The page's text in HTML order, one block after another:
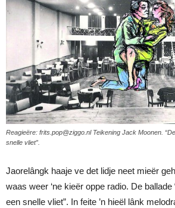
Reagieëre: frits.pop@ziggo.nl Teikening Jack Moonen.
snelle vliet”.
Jaorelângk haaje ve det lidje neet mieër
waas weer ‘ne kieër oppe radio. De
een snelle vliet”. In feite ’n hieël lânk